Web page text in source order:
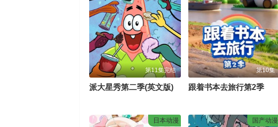
第11集完结
派大星秀第二季(英文版)
第10集
跟着书本去旅行第2季
日本动漫 国产动漫